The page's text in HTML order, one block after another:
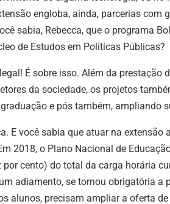
engloba, ainda, parcerias
sabia, Rebecca, que o programa
de Estudos em Políticas Públicas?
É sobre isso. Além da prestação
da sociedade, os projetos
e pós também, ampliando
E você sabia que atuar na
2018, o Plano Nacional de
por cento) do total da carga horária
adiamento, se tornou obrigatória a
alunos, precisam ampliar a oferta